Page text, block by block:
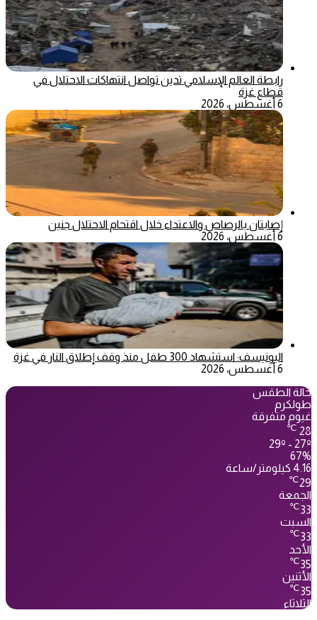
رابطة العالم الإسلامي تدين تواصل انتهاكات الاحتلال في
قطاع غزة
6 أغسطس، 2026
إصابتان بالرصاص والاعتداء خلال اقتحام الاحتلال جنين
6 أغسطس، 2026
اليونيسف: استشهاد 300 طفل منذ وقف إطلاق النار في غزة
6 أغسطس، 2026
حالة الطقس
طولكرم
غيوم متفرقة
28
℃
29º - 27º
67%
4.16 كيلومتر/ساعة
29
℃
الجمعة
33
℃
السبت
33
℃
الأحد
35
℃
الأثنين
35
℃
الثلاثاء